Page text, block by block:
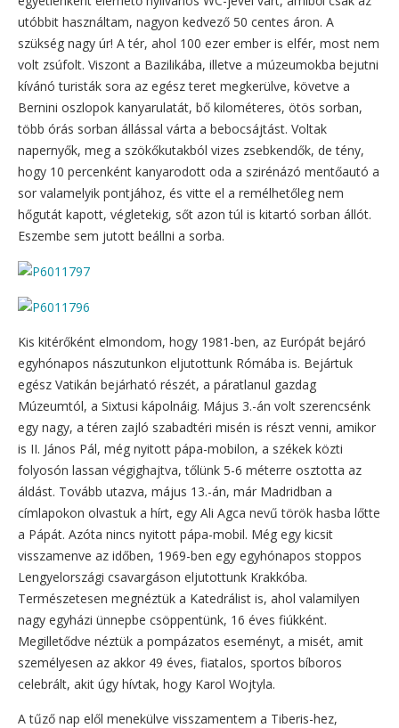
utóbbit használtam, nagyon kedvező 50 centes áron. A
szükség nagy úr! A tér, ahol 100 ezer ember is elfér, most nem
volt zsúfolt. Viszont a Bazilikába, illetve a múzeumokba bejutni
kívánó turisták sora az egész teret megkerülve, követve a
Bernini oszlopok kanyarulatát, bő kilométeres, ötös sorban,
több órás sorban állással várta a bebocsájtást. Voltak
napernyők, meg a szökőkutakból vizes zsebkendők, de tény,
hogy 10 percenként kanyarodott oda a szirénázó mentőautó a
sor valamelyik pontjához, és vitte el a remélhetőleg nem
hőgutát kapott, végletekig, sőt azon túl is kitartó sorban állót.
Eszembe sem jutott beállni a sorba.
Kis kitérőként elmondom, hogy 1981-ben, az Európát bejáró
egyhónapos nászutunkon eljutottunk Rómába is. Bejártuk
egész Vatikán bejárható részét, a páratlanul gazdag
Múzeumtól, a Sixtusi kápolnáig. Május 3.-án volt szerencsénk
egy nagy, a téren zajló szabadtéri misén is részt venni, amikor
is II. János Pál, még nyitott pápa-mobilon, a székek közti
folyosón lassan végighajtva, tőlünk 5-6 méterre osztotta az
áldást. Tovább utazva, május 13.-án, már Madridban a
címlapokon olvastuk a hírt, egy Ali Agca nevű török hasba lőtte
a Pápát. Azóta nincs nyitott pápa-mobil. Még egy kicsit
visszamenve az időben, 1969-ben egy egyhónapos stoppos
Lengyelországi csavargáson eljutottunk Krakkóba.
Természetesen megnéztük a Katedrálist is, ahol valamilyen
nagy egyházi ünnepbe csöppentünk, 16 éves fiúkként.
Megilletődve néztük a pompázatos eseményt, a misét, amit
személyesen az akkor 49 éves, fiatalos, sportos bíboros
celebrált, akit úgy hívtak, hogy Karol Wojtyla.
A tűző nap elől menekülve visszamentem a Tiberis-hez,